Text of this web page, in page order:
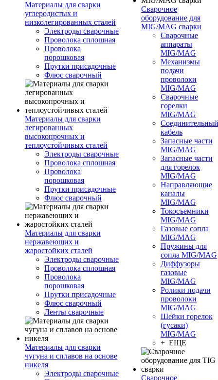
Материалы для сварки
углеродистых и
низколегированных сталей
Электроды сварочные
Проволока сплошная
Проволока
порошковая
Прутки присадочные
Флюс сварочный
Материалы для сварки
легированных
высокопрочных и
теплоустойчивых сталей
Электроды сварочные
Проволока сплошная
Проволока
порошковая
Прутки присадочные
Флюс сварочный
Материалы для сварки
нержавеющих и
жаростойких сталей
Электроды сварочные
Проволока сплошная
Проволока
порошковая
Прутки присадочные
Флюс сварочный
Ленты сварочные
Материалы для сварки
чугуна и сплавов на основе
никеля
Электроды сварочные
Сварочное
оборудование для
MIG/MAG сварки
Сварочные
аппараты
MIG/MAG
Механизмы
подачи
проволоки
MIG/MAG
Сварочные
горелки
MIG/MAG
Соединительный
кабель
Запасные части
MIG/MAG
Запасные части
для горелок
MIG/MAG
Направляющие
каналы
MIG/MAG
Токосъемники
MIG/MAG
Газовые сопла
MIG/MAG
Пружины для
сопла MIG/MAG
Диффузоры
газовые
MIG/MAG
Ролики подачи
проволоки
MIG/MAG
Шейки горелок
(гусаки)
MIG/MAG
+ ЕЩЕ
Сварочное